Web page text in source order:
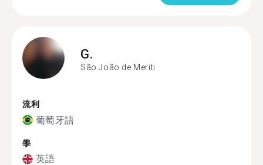
G.
São João de Meriti
流利
葡萄牙語
學
英語